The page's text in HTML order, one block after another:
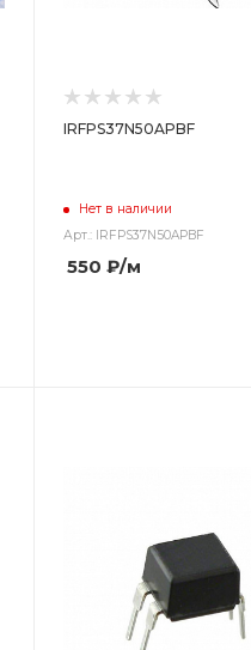
IRFPS37N50APBF
Нет в наличии
Арт.: IRFPS37N50APBF
550 ₽/м